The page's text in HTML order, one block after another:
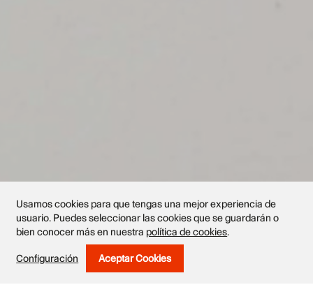
Obras
Usamos cookies para que tengas una mejor experiencia de
usuario. Puedes seleccionar las cookies que se guardarán o
bien conocer más en nuestra política de cookies.
Configuración Aceptar Cookies